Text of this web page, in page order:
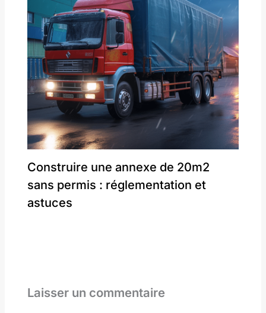
Construire une annexe de 20m2
sans permis : réglementation et
astuces
Laisser un commentaire